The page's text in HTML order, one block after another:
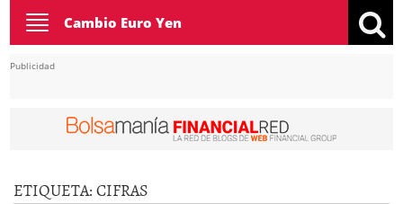
Toggle
navigation
Cambio Euro Yen
Publicidad
ETIQUETA:CIFRAS